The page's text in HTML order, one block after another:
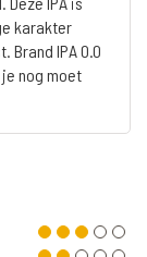
karakter
Brand IPA 0.0
nog moet